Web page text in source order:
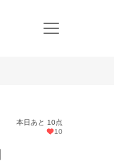
本日あと 10点
10